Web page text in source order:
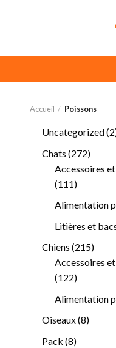
Accueil / Poissons
Uncategorized 2
Chats 272272
Accessoires
111111
Alimentation
Litières et
Chiens 215215
Accessoires
122122
Alimentation
Oiseaux 88
Pack 88